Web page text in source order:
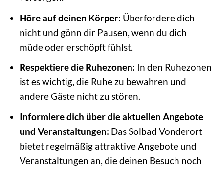
Höre auf deinen Körper: Überfordere dich
nicht und gönn dir Pausen, wenn du dich
müde oder erschöpft fühlst.
Respektiere die Ruhezonen: In den Ruhezonen
ist es wichtig, die Ruhe zu bewahren und
andere Gäste nicht zu stören.
Informiere dich über die aktuellen Angebote
und Veranstaltungen: Das Solbad Vonderort
bietet regelmäßig attraktive Angebote und
Veranstaltungen an, die deinen Besuch noch